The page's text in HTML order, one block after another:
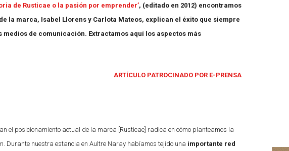
de Rusticae o la pasión por emprender’, (editado en 2012) encontramos
la marca, Isabel Llorens y Carlota Mateos, explican el éxito que siempre
medios de comunicación. Extractamos aquí los aspectos más
ARTÍCULO PATROCINADO POR E-PRENSA
el posicionamiento actual de la marca [Rusticae] radica en cómo planteamos la
Durante nuestra estancia en Aultre Naray habíamos tejido una importante red